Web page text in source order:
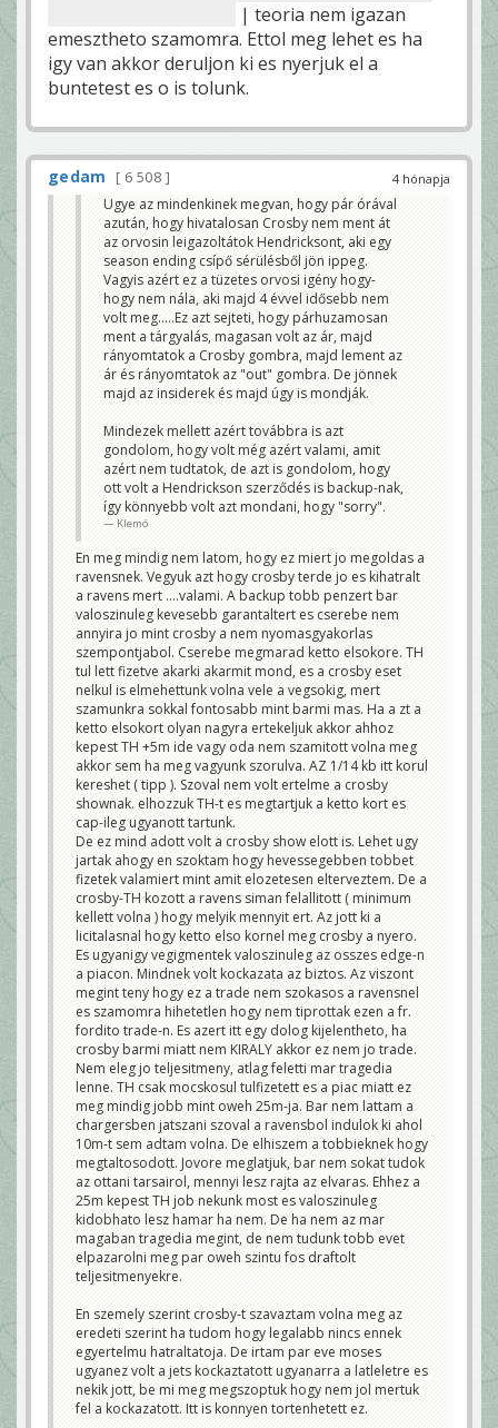
| teoria nem igazan
emesztheto szamomra. Ettol meg lehet es ha
igy van akkor deruljon ki es nyerjuk el a
buntetest es o is tolunk.
4 hónapja
gedam
6 508
Ugye az mindenkinek megvan, hogy pár órával
azután, hogy hivatalosan Crosby nem ment át
az orvosin leigazoltátok Hendricksont, aki egy
season ending csípő sérülésből jön ippeg.
Vagyis azért ez a tüzetes orvosi igény hogy-
hogy nem nála, aki majd 4 évvel idősebb nem
volt meg.....Ez azt sejteti, hogy párhuzamosan
ment a tárgyalás, magasan volt az ár, majd
rányomtatok a Crosby gombra, majd lement az
ár és rányomtatok az "out" gombra. De jönnek
majd az insiderek és majd úgy is mondják.
Mindezek mellett azért továbbra is azt
gondolom, hogy volt még azért valami, amit
azért nem tudtatok, de azt is gondolom, hogy
ott volt a Hendrickson szerződés is backup-nak,
így könnyebb volt azt mondani, hogy "sorry".
Klemó
En meg mindig nem latom, hogy ez miert jo megoldas a
ravensnek. Vegyuk azt hogy crosby terde jo es kihatralt
a ravens mert ....valami. A backup tobb penzert bar
valoszinuleg kevesebb garantaltert es cserebe nem
annyira jo mint crosby a nem nyomasgyakorlas
szempontjabol. Cserebe megmarad ketto elsokore. TH
tul lett fizetve akarki akarmit mond, es a crosby eset
nelkul is elmehettunk volna vele a vegsokig, mert
szamunkra sokkal fontosabb mint barmi mas. Ha a zt a
ketto elsokort olyan nagyra ertekeljuk akkor ahhoz
kepest TH +5m ide vagy oda nem szamitott volna meg
akkor sem ha meg vagyunk szorulva. AZ 1/14 kb itt korul
kereshet ( tipp ). Szoval nem volt ertelme a crosby
shownak. elhozzuk TH-t es megtartjuk a ketto kort es
cap-ileg ugyanott tartunk.
De ez mind adott volt a crosby show elott is. Lehet ugy
jartak ahogy en szoktam hogy hevessegebben tobbet
fizetek valamiert mint amit elozetesen elterveztem. De a
crosby-TH kozott a ravens siman felallitott ( minimum
kellett volna ) hogy melyik mennyit ert. Az jott ki a
licitalasnal hogy ketto elso kornel meg crosby a nyero.
Es ugyanigy vegigmentek valoszinuleg az osszes edge-n
a piacon. Mindnek volt kockazata az biztos. Az viszont
megint teny hogy ez a trade nem szokasos a ravensnel
es szamomra hihetetlen hogy nem tiprottak ezen a fr.
fordito trade-n. Es azert itt egy dolog kijelentheto, ha
crosby barmi miatt nem KIRALY akkor ez nem jo trade.
Nem eleg jo teljesitmeny, atlag feletti mar tragedia
lenne. TH csak mocskosul tulfizetett es a piac miatt ez
meg mindig jobb mint oweh 25m-ja. Bar nem lattam a
chargersben jatszani szoval a ravensbol indulok ki ahol
10m-t sem adtam volna. De elhiszem a tobbieknek hogy
megtaltosodott. Jovore meglatjuk, bar nem sokat tudok
az ottani tarsairol, mennyi lesz rajta az elvaras. Ehhez a
25m kepest TH job nekunk most es valoszinuleg
kidobhato lesz hamar ha nem. De ha nem az mar
magaban tragedia megint, de nem tudunk tobb evet
elpazarolni meg par oweh szintu fos draftolt
teljesitmenyekre.
En szemely szerint crosby-t szavaztam volna meg az
eredeti szerint ha tudom hogy legalabb nincs ennek
egyertelmu hatraltatoja. De irtam par eve moses
ugyanez volt a jets kockaztatott ugyanarra a latleletre es
nekik jott, be mi meg megszoptuk hogy nem jol mertuk
fel a kockazatott. Itt is konnyen tortenhetett ez.